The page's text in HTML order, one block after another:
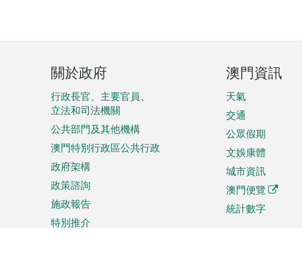
頁
腳
菜
單
關於政府
行政長官、主要官員、
立法和司法機關
公共部門及其他機構
澳門特別行政區公共行政
政府架構
政策諮詢
施政報告
特別推介
澳門資訊
天氣
交通
公眾假期
文娛康體
城市資訊
澳門便覽
統計數字